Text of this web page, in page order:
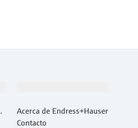
Acerca de Endress+Hauser
Contacto